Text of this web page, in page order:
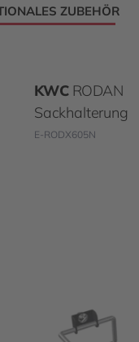
ZUBEHÖR
KWC RODAN
Sackhalterung
E-RODX605N